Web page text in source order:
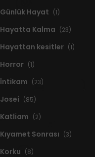
Günlük Hayat (1)
Hayatta Kalma (23)
Hayattan kesitler (1)
Horror (1)
İntikam (23)
Josei (85)
Katliam (2)
Kıyamet Sonrası (3)
Korku (8)